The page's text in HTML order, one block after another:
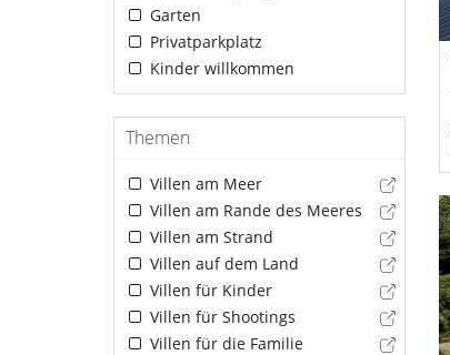
Garten
Privatparkplatz
Kinder willkommen
Themen
Villen am Meer
Villen am Rande des Meeres
Villen am Strand
Villen auf dem Land
Villen für Kinder
Villen für Shootings
Villen für die Familie